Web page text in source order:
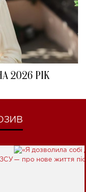
2026 РІК